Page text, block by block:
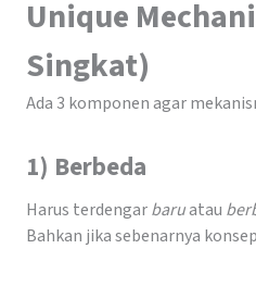
Unique
Singkat)
Ada 3 komponen agar
1) Berbeda
Harus terdengarbaruatau
Bahkan jika sebenarnya